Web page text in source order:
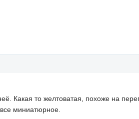
Какая то желтоватая, похоже на
миниатюрное.